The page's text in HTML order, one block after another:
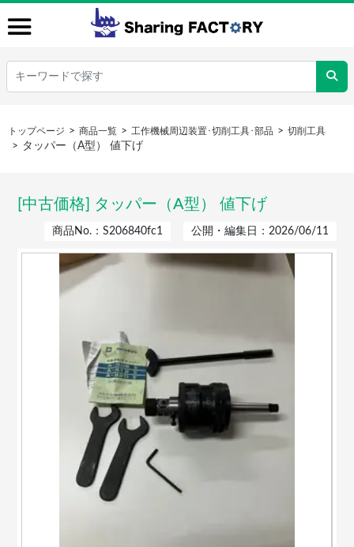
トップページ 商品一覧 工作機械周辺装置･切削工具･部品 切削工具
タッパー（A型） 値下げ
[中古価格] タッパー（A型） 値下げ
商品No.：S206840fc1 公開・編集日：2026/06/11